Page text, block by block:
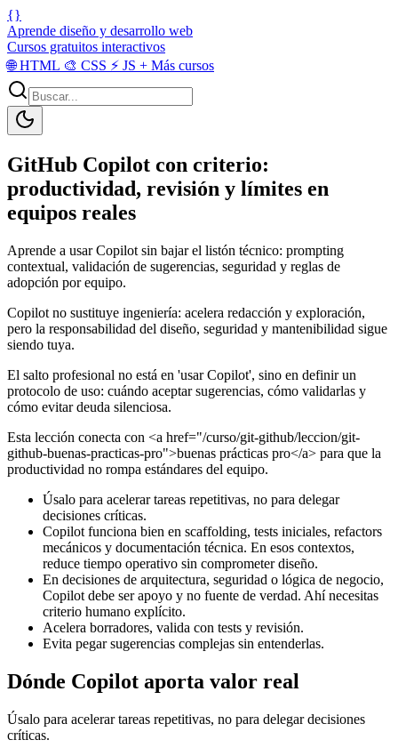
{}
Aprende diseño y desarrollo web
Cursos gratuitos interactivos
🌐HTML 🎨 CSS ⚡ JS + Más cursos
GitHub Copilot con criterio:
productividad, revisión y límites en
equipos reales
Aprende a usar Copilot sin bajar el listón técnico: prompting
contextual, validación de sugerencias, seguridad y reglas de
adopción por equipo.
Copilot no sustituye ingeniería: acelera redacción y exploración,
pero la responsabilidad del diseño, seguridad y mantenibilidad sigue
siendo tuya.
El salto profesional no está en 'usar Copilot', sino en definir un
protocolo de uso: cuándo aceptar sugerencias, cómo validarlas y
cómo evitar deuda silenciosa.
Esta lección conecta con <a href="/curso/git-github/leccion/git-
github-buenas-practicas-pro">buenas prácticas pro</a> para que la
productividad no rompa estándares del equipo.
Úsalo para acelerar tareas repetitivas, no para delegar
decisiones críticas.
Copilot funciona bien en scaffolding, tests iniciales, refactors
mecánicos y documentación técnica. En esos contextos,
reduce tiempo operativo sin comprometer diseño.
En decisiones de arquitectura, seguridad o lógica de negocio,
Copilot debe ser apoyo y no fuente de verdad. Ahí necesitas
criterio humano explícito.
Acelera borradores, valida con tests y revisión.
Evita pegar sugerencias complejas sin entenderlas.
Dónde Copilot aporta valor real
Úsalo para acelerar tareas repetitivas, no para delegar decisiones
críticas.